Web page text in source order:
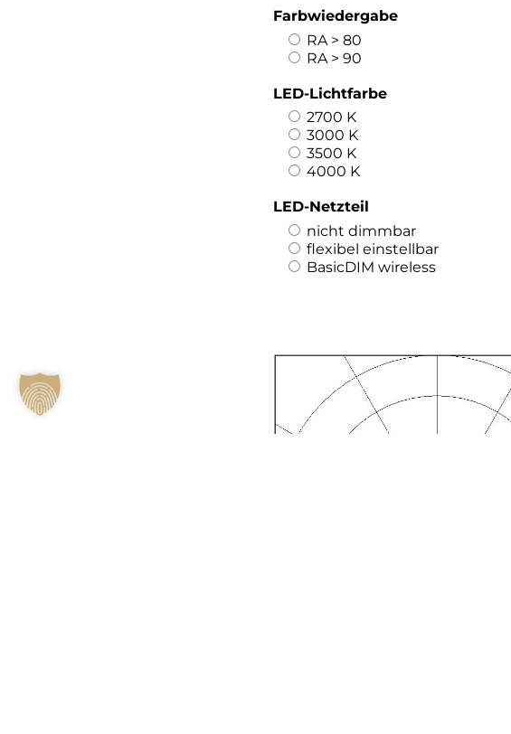
Farbwiedergabe
RA > 80
RA > 90
LED-Lichtfarbe
2700 K
3000 K
3500 K
4000 K
LED-Netzteil
nicht dimmbar
flexibel einstellbar
BasicDIM wireless